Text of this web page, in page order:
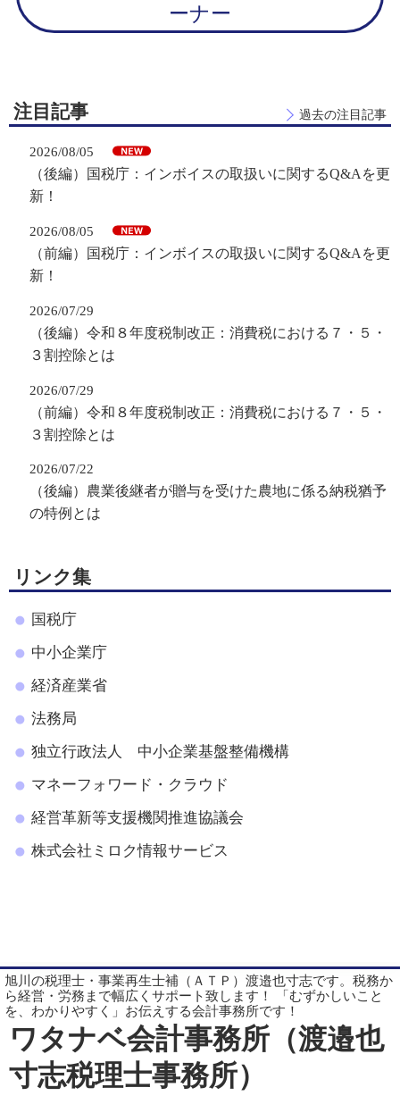
ーナー
注目記事 過去の注目記事
2026/08/05
（後編）国税庁：インボイスの取扱いに関するQ&Aを更
新！
2026/08/05
（前編）国税庁：インボイスの取扱いに関するQ&Aを更
新！
2026/07/29
（後編）令和８年度税制改正：消費税における７・５・
３割控除とは
2026/07/29
（前編）令和８年度税制改正：消費税における７・５・
３割控除とは
2026/07/22
（後編）農業後継者が贈与を受けた農地に係る納税猶予
の特例とは
リンク集
国税庁
中小企業庁
経済産業省
法務局
独立行政法人 中小企業基盤整備機構
マネーフォワード・クラウド
経営革新等支援機関推進協議会
株式会社ミロク情報サービス
旭川の税理士・事業再生士補（ＡＴＰ）渡邉也寸志です。税務か
ら経営・労務まで幅広くサポート致します！ 「むずかしいこと
を、わかりやすく」お伝えする会計事務所です！
ワタナベ会計事務所（渡邉也
寸志税理士事務所）